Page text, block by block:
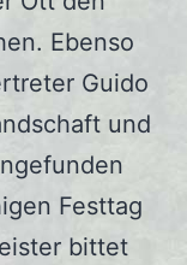
Ebenso
Guido
und
Festtag
bittet